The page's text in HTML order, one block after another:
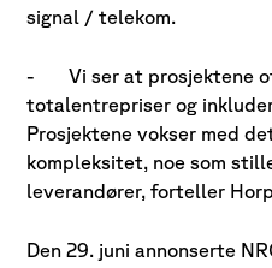
signal / telekom.
-
Vi ser at prosjektene
totalentrepriser og
Prosjektene vokser med
kompleksitet, noe som
leverandører, forteller
Den 29. juni annonserte